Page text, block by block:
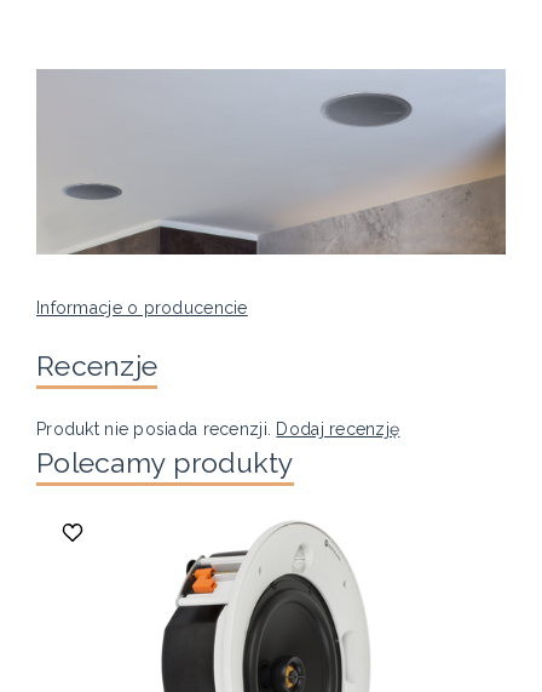
Informacje o producencie
Recenzje
Produkt nie posiada recenzji. Dodaj recenzję
Polecamy produkty